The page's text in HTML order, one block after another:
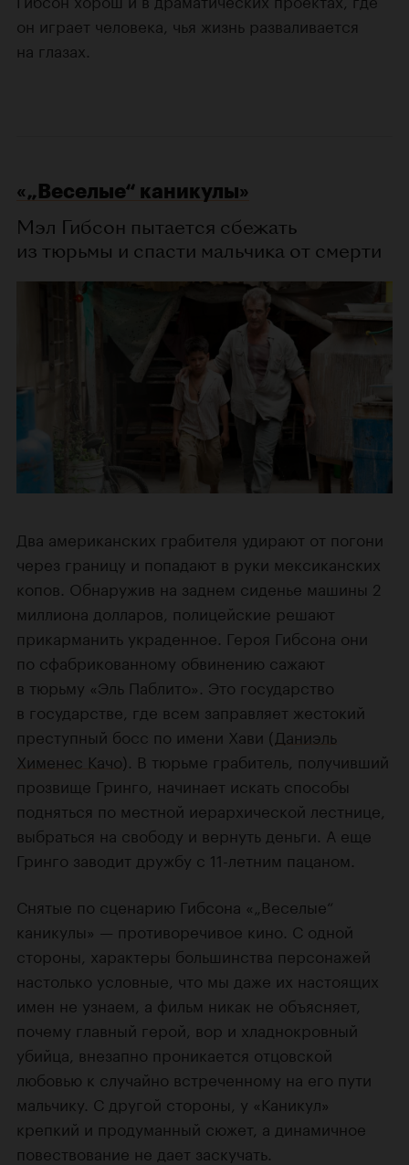
он играет человека, чья жизнь разваливается
на глазах.
«„Веселые“ каникулы»
Мэл Гибсон пытается сбежать
из тюрьмы и спасти мальчика от смерти
Два американских грабителя удирают от погони
через границу и попадают в руки мексиканских
копов. Обнаружив на заднем сиденье машины 2
миллиона долларов, полицейские решают
прикарманить украденное. Героя Гибсона они
по сфабрикованному обвинению сажают
в тюрьму «Эль Паблито». Это государство
в государстве, где всем заправляет жестокий
преступный босс по имени Хави (Даниэль
Хименес Качо). В тюрьме грабитель, получивший
прозвище Гринго, начинает искать способы
подняться по местной иерархической лестнице,
выбраться на свободу и вернуть деньги. А еще
Гринго заводит дружбу с 11-летним пацаном.
Снятые по сценарию Гибсона «„Веселые“
каникулы» — противоречивое кино. С одной
стороны, характеры большинства персонажей
настолько условные, что мы даже их настоящих
имен не узнаем, а фильм никак не объясняет,
почему главный герой, вор и хладнокровный
убийца, внезапно проникается отцовской
любовью к случайно встреченному на его пути
мальчику. С другой стороны, у «Каникул»
крепкий и продуманный сюжет, а динамичное
повествование не дает заскучать.